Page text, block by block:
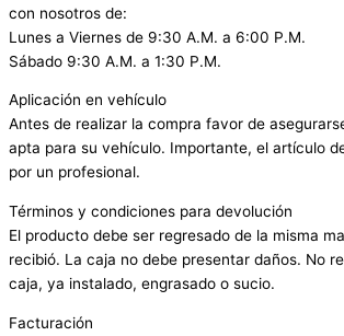
con nosotros de:
Lunes a Viernes de 9:30 A.M. a 6:00 P.M.
Sábado 9:30 A.M. a 1:30 P.M.
Aplicación en vehículo
Antes de realizar la compra favor de
apta para su vehículo. Importante, el artículo
por un profesional.
Términos y condiciones para devolución
El producto debe ser regresado de la misma
recibió. La caja no debe presentar daños. No
caja, ya instalado, engrasado o sucio.
Facturación